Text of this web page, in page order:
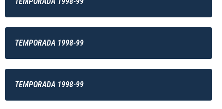
TEMPORADA 1998-99
TEMPORADA 1998-99